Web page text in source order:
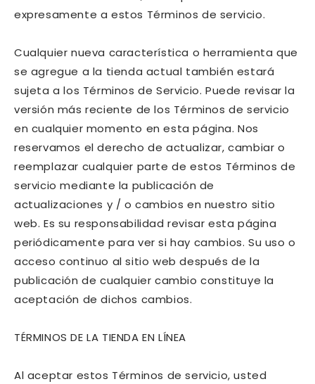
expresamente a estos Términos de servicio.
Cualquier nueva característica o herramienta que
se agregue a la tienda actual también estará
sujeta a los Términos de Servicio. Puede revisar la
versión más reciente de los Términos de servicio
en cualquier momento en esta página. Nos
reservamos el derecho de actualizar, cambiar o
reemplazar cualquier parte de estos Términos de
servicio mediante la publicación de
actualizaciones y / o cambios en nuestro sitio
web. Es su responsabilidad revisar esta página
periódicamente para ver si hay cambios. Su uso o
acceso continuo al sitio web después de la
publicación de cualquier cambio constituye la
aceptación de dichos cambios.
TÉRMINOS DE LA TIENDA EN LÍNEA
Al aceptar estos Términos de servicio, usted